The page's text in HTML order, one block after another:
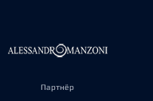
Партнёр